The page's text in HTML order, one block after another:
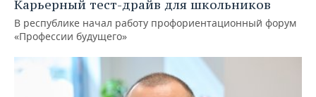
Карьерный тест-драйв для школьников
В республике начал работу профориентационный форум
«Профессии будущего»